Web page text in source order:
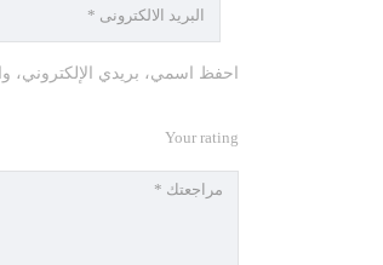
احفظ اسمي، بريدي الإلكتروني،
Your rating